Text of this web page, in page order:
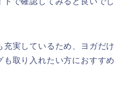
充実しているため、ヨガだけ
も取り入れたい方におすすめ